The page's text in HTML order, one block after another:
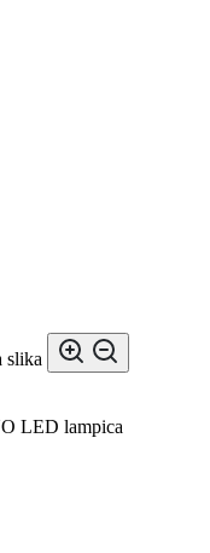
slika
LED lampica